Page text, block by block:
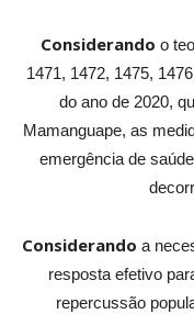
Considerando o
1471, 1472, 1475,
do ano de 2020,
Mamanguape, as
emergência de
Considerando a
resposta efetivo
repercussão